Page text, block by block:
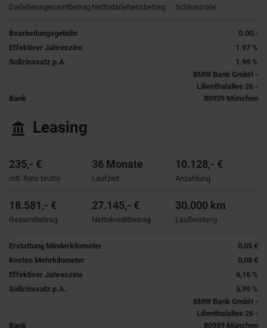
Darlehensgesamtbetrag Nettodarlehensbetrag Schlussrate
Bearbeitungsgebühr
0.00,-
Effektiver Jahreszins
1.97 %
Sollzinssatz p.A.
1.99 %
Bank
BMW Bank GmbH -
Lilienthalallee 26 -
80939 München
Leasing
235,- €
mtl. Rate brutto
36 Monate
Laufzeit
10.128,- €
Anzahlung
18.581,- €
Gesamtbetrag
27.145,- €
Nettokreditbetrag
30.000 km
Laufleistung
Erstattung Minderkilometer
0,05 €
Kosten Mehrkilometer
0,08 €
Effektiver Jahreszins
6,16 %
Sollzinssatz p.A.
5,99 %
Bank
BMW Bank GmbH -
Lilienthalallee 26 -
80939 München